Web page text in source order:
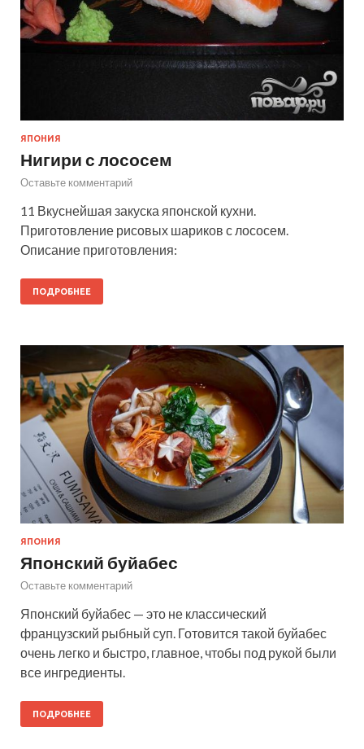
ЯПОНИЯ
Нигири с лососем
Оставьте комментарий
11 Вкуснейшая закуска японской кухни.
Приготовление рисовых шариков с лососем.
Описание приготовления:
ПОДРОБНЕЕ
ЯПОНИЯ
Японский буйабес
Оставьте комментарий
Японский буйабес — это не классический
французский рыбный суп. Готовится такой буйабес
очень легко и быстро, главное, чтобы под рукой были
все ингредиенты.
ПОДРОБНЕЕ